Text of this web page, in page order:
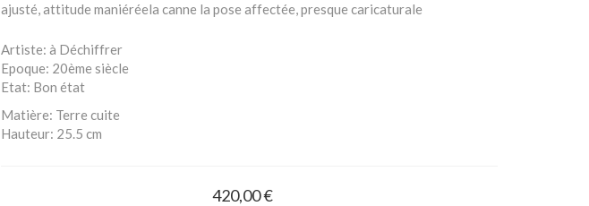
ajusté, attitude maniéréela canne la pose affectée, presque caricaturale
Artiste: à Déchiffrer
Epoque: 20ème siècle
Etat: Bon état
Matière: Terre cuite
Hauteur: 25.5 cm
420,00 €